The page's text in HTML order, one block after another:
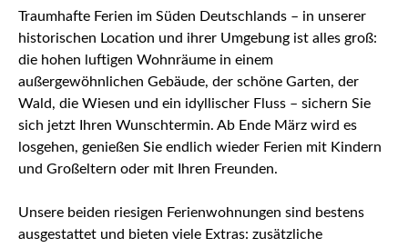
Traumhafte Ferien im Süden Deutschlands – in unserer
historischen Location und ihrer Umgebung ist alles groß:
die hohen luftigen Wohnräume in einem
außergewöhnlichen Gebäude, der schöne Garten, der
Wald, die Wiesen und ein idyllischer Fluss – sichern Sie
sich jetzt Ihren Wunschtermin. Ab Ende März wird es
losgehen, genießen Sie endlich wieder Ferien mit Kindern
und Großeltern oder mit Ihren Freunden.
Unsere beiden riesigen Ferienwohnungen sind bestens
ausgestattet und bieten viele Extras: zusätzliche